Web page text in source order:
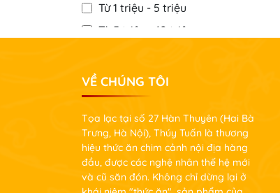
Từ 1 triệu - 5 triệu
Từ 5 triệu - 10 triệu
Từ 20 triệu - 30 triệu
Trên 30 triệu
VỀ CHÚNG TÔI
Tọa lạc tại số 27 Hàn Thuyên (Hai Bà
Trưng, Hà Nội), Thúy Tuấn là thương
hiệu thức ăn chim cảnh nội địa hàng
đầu, được các nghệ nhân thế hệ mới
và cũ săn đón. Không chỉ dừng lại ở